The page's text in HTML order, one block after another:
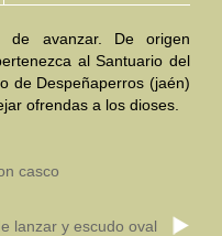
de avanzar. De origen
al Santuario del
de Despeñaperros (jaén)
ofrendas a los dioses.
casco
lanzar y escudo oval